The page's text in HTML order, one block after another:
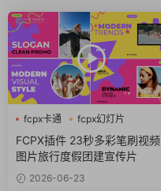
fcpx卡通
fcpx幻灯片
fcpx视频开场
FCPX插件 23秒多彩笔刷视频
图片旅行度假团建宣传片
2026-06-23